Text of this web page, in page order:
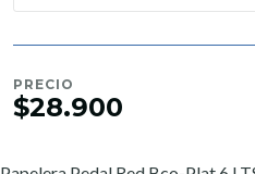
PRECIO
$28.900